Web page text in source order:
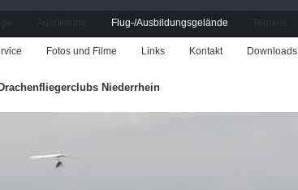
Ausbildung Flug-/Ausbildungsgelände Termine
Fotos und Filme Links Kontakt Downloads
Niederrhein